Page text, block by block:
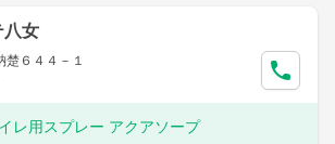
八女
楚６４４－１
レ用スプレー アクアソープ